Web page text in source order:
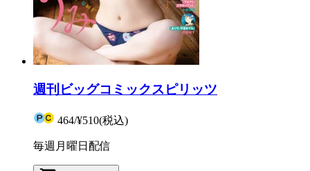
週刊ビッグコミックスピリッツ
464/¥510(税込)
毎週月曜日配信